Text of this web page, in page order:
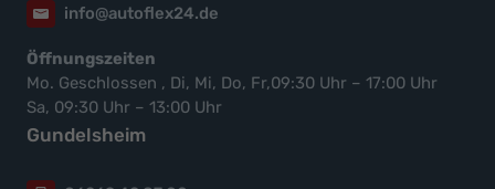
info@autoflex24.de
Öffnungszeiten
Mo. Geschlossen , Di, Mi, Do, Fr,09:30 Uhr – 17:00 Uhr
Sa, 09:30 Uhr – 13:00 Uhr
Gundelsheim